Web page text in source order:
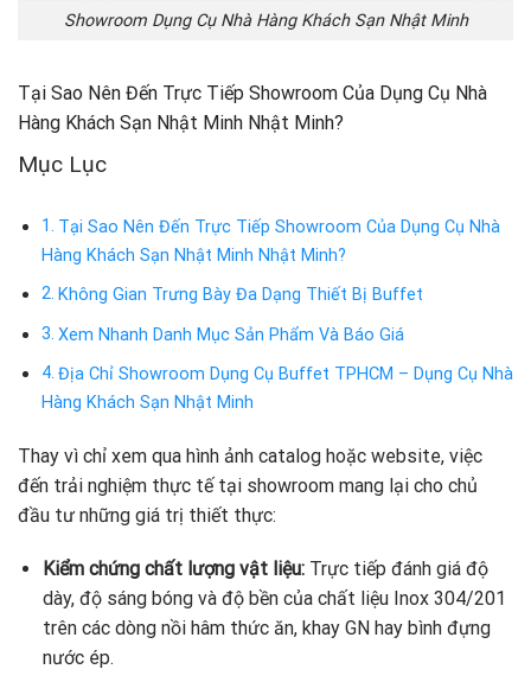
Showroom Dụng Cụ Nhà Hàng Khách Sạn Nhật Minh
Tại Sao Nên Đến Trực Tiếp Showroom Của Dụng Cụ Nhà
Hàng Khách Sạn Nhật Minh Nhật Minh?
Mục Lục
Tại Sao Nên Đến Trực Tiếp Showroom Của Dụng Cụ Nhà
Hàng Khách Sạn Nhật Minh Nhật Minh?
Không Gian Trưng Bày Đa Dạng Thiết Bị Buffet
Xem Nhanh Danh Mục Sản Phẩm Và Báo Giá
Địa Chỉ Showroom Dụng Cụ Buffet TPHCM – Dụng Cụ Nhà
Hàng Khách Sạn Nhật Minh
Thay vì chỉ xem qua hình ảnh catalog hoặc website, việc
đến trải nghiệm thực tế tại showroom mang lại cho chủ
đầu tư những giá trị thiết thực:
Kiểm chứng chất lượng vật liệu:Trực tiếp đánh giá độ
dày, độ sáng bóng và độ bền của chất liệu Inox 304/201
trên các dòng nồi hâm thức ăn, khay GN hay bình đựng
nước ép.